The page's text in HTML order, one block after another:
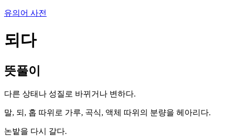
유의어 사전
되다
뜻풀이
다른 상태나 성질로 바뀌거나 변하다.
말, 되, 홉 따위로 가루, 곡식, 액체 따위의 분량을 헤아리다.
논밭을 다시 갈다.